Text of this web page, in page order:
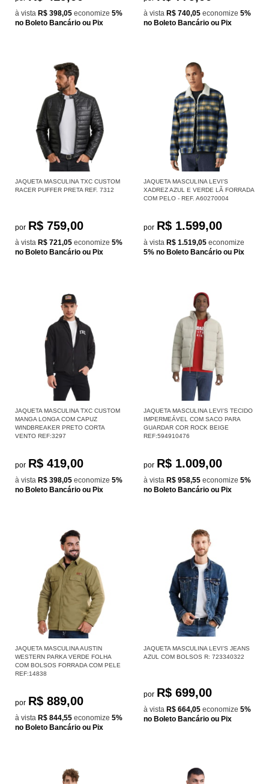
à vista R$ 398,05 economize 5%
no Boleto Bancário ou Pix
à vista R$ 740,05 economize 5%
no Boleto Bancário ou Pix
JAQUETA MASCULINA TXC CUSTOM
RACER PUFFER PRETA REF. 7312
por R$ 759,00
à vista R$ 721,05 economize 5%
no Boleto Bancário ou Pix
JAQUETA MASCULINA LEVI'S
XADREZ AZUL E VERDE LÃ FORRADA
COM PELO - REF. A60270004
por R$ 1.599,00
à vista R$ 1.519,05 economize
5% no Boleto Bancário ou Pix
JAQUETA MASCULINA TXC CUSTOM
MANGA LONGA COM CAPUZ
WINDBREAKER PRETO CORTA
VENTO REF:3297
por R$ 419,00
à vista R$ 398,05 economize 5%
no Boleto Bancário ou Pix
JAQUETA MASCULINA LEVI'S TECIDO
IMPERMEÁVEL COM SACO PARA
GUARDAR COR ROCK BEIGE
REF:594910476
por R$ 1.009,00
à vista R$ 958,55 economize 5%
no Boleto Bancário ou Pix
JAQUETA MASCULINA AUSTIN
WESTERN PARKA VERDE FOLHA
COM BOLSOS FORRADA COM PELE
REF:14838
por R$ 889,00
à vista R$ 844,55 economize 5%
no Boleto Bancário ou Pix
JAQUETA MASCULINA LEVI'S JEANS
AZUL COM BOLSOS R: 723340322
por R$ 699,00
à vista R$ 664,05 economize 5%
no Boleto Bancário ou Pix